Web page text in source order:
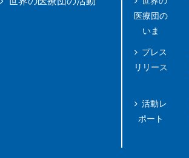
医療団の
いま
プレス
リリース
活動レ
ポート